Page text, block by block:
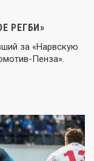
РЕГБИ»
за «Нарвскую
Пенза».